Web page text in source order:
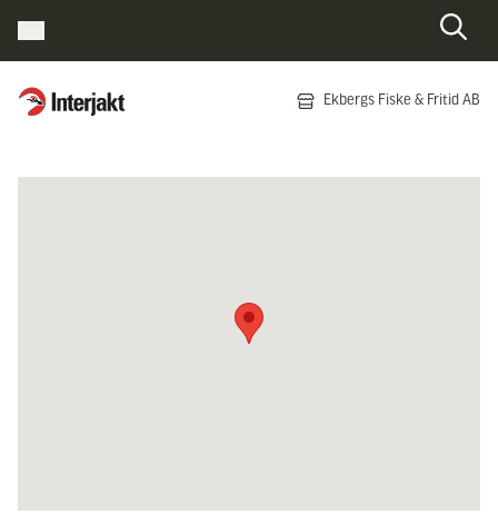
Interjakt SE Ekbergs Fiske & Fritid AB